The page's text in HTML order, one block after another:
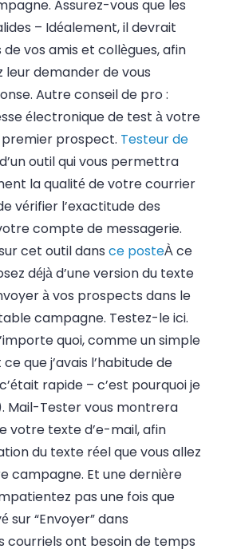
Assurez-vous que les
– Idéalement, il devrait
de vos amis et collègues, afin
leur demander de vous
Autre conseil de pro :
électronique de test à votre
prospect. Testeur de
d’un outil qui vous permettra
la qualité de votre courrier
vérifier l’exactitude des
compte de messagerie.
cet outil dans ce posteÀ ce
déjà d’une version du texte
à vos prospects dans le
campagne. Testez-le ici.
quoi, comme un simple
que j’avais l’habitude de
rapide – c’est pourquoi je
Mail-Tester vous montrera
votre texte d’e-mail, afin
du texte réel que vous allez
campagne. Et une dernière
pas une fois que
sur “Envoyer” dans
courriels ont besoin de temps